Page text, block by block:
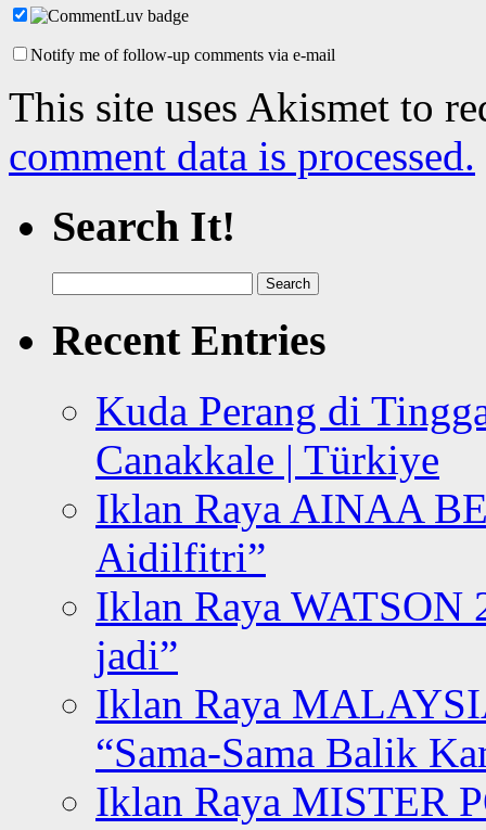
Notify me of follow-up comments via e-mail
This site uses Akismet to
comment data is processed.
Search It!
for:
Recent Entries
Kuda Perang di
Canakkale | Türkiye
Iklan Raya AINAA
Aidilfitri”
Iklan Raya WATSON
jadi”
Iklan Raya
“Sama-Sama Balik
Iklan Raya MISTER